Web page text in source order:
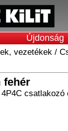
Újdonság
vezetékek /
fehér
csatlakozó